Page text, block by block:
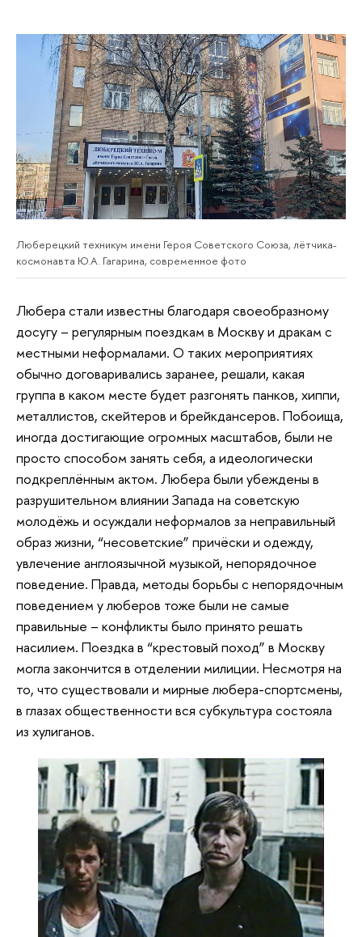
Люберецкий техникум имени Героя Советского Союза, лётчика-
космонавта Ю.А. Гагарина, современное фото
Любера стали известны благодаря своеобразному
досугу – регулярным поездкам в Москву и дракам с
местными неформалами. О таких мероприятиях
обычно договаривались заранее, решали, какая
группа в каком месте будет разгонять панков, хиппи,
металлистов, скейтеров и брейкдансеров. Побоища,
иногда достигающие огромных масштабов, были не
просто способом занять себя, а идеологически
подкреплённым актом. Любера были убеждены в
разрушительном влиянии Запада на советскую
молодёжь и осуждали неформалов за неправильный
образ жизни, “несоветские” причёски и одежду,
увлечение англоязычной музыкой, непорядочное
поведение. Правда, методы борьбы с непорядочным
поведением у люберов тоже были не самые
правильные – конфликты было принято решать
насилием. Поездка в “крестовый поход” в Москву
могла закончится в отделении милиции. Несмотря на
то, что существовали и мирные любера-спортсмены,
в глазах общественности вся субкультура состояла
из хулиганов.